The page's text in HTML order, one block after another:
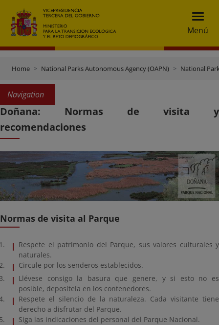
Menú
Home National Parks Autonomous Agency (OAPN) National
Navigation
Doñana: Normas de visita y
recomendaciones
Normas de visita al Parque
Respete el patrimonio del Parque, sus valores culturales y
naturales.
Circule por los senderos establecidos.
Llévese consigo la basura que genere, y si esto no es
posible, deposítela en los contenedores.
Respete el silencio de la naturaleza. Cada visitante tiene
derecho a disfrutar del Parque.
Siga las indicaciones del personal del Parque Nacional.